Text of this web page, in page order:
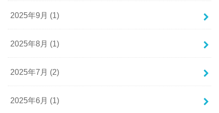
2025年9月 (1)
2025年8月 (1)
2025年7月 (2)
2025年6月 (1)